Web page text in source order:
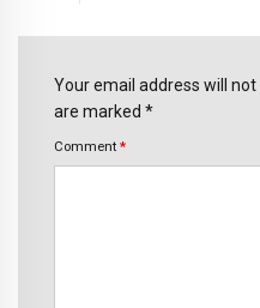
Your email address will
are marked *
Comment *